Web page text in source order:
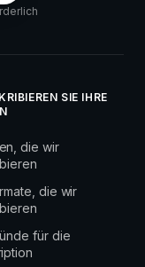
SIE IHRE
die wir
die wir
für die